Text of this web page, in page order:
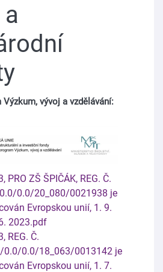
vývoj a vzdělávání:
PRO ZŠ ŠPIČÁK, REG. Č.
0.0/20_080/0021938 je
Evropskou unií, 1. 9.
2023.pdf
REG. Č.
0.0/0.0/18_063/0013142 je
Evropskou unií, 1. 7.